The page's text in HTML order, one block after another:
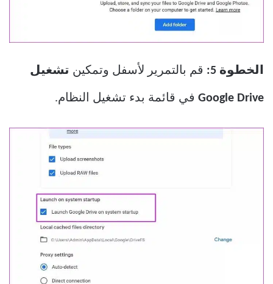
الخطوة 5: قم بالتمرير لأسفل وتمكين تشغيل
Google Drive في قائمة بدء تشغيل النظام.